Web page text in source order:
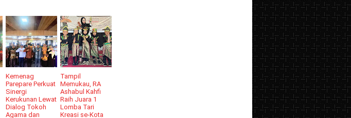
Kemenag
Parepare Perkuat
Sinergi
Kerukunan Lewat
Dialog Tokoh
Agama dan
Tampil
Memukau, RA
Ashabul Kahfi
Raih Juara 1
Lomba Tari
Kreasi se-Kota